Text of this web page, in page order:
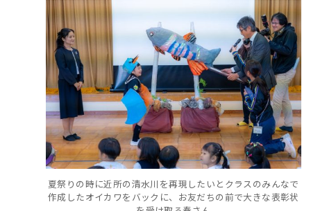
夏祭りの時に近所の清水川を再現したいとクラスのみんなで
作成したオイカワをバックに、お友だちの前で大きな表彰状